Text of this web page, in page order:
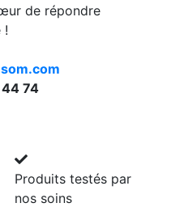
de répondre
!
74
Produits testés par
nos soins